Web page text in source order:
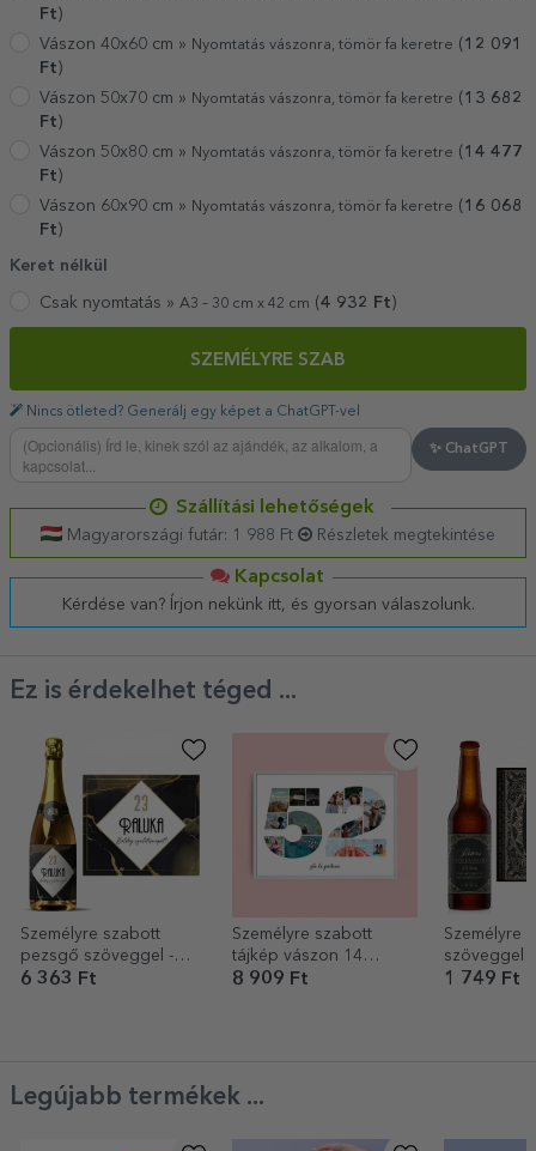
Ft)
Vászon 40x60 cm » Nyomtatás vászonra, tömör fa keretre (12 091
Ft)
Vászon 50x70 cm » Nyomtatás vászonra, tömör fa keretre (13 682
Ft)
Vászon 50x80 cm » Nyomtatás vászonra, tömör fa keretre (14 477
Ft)
Vászon 60x90 cm » Nyomtatás vászonra, tömör fa keretre (16 068
Ft)
Keret nélkül
Csak nyomtatás » A3 – 30 cm x 42 cm (4 932 Ft)
SZEMÉLYRE SZAB
Nincs ötleted? Generálj egy képet a ChatGPT-vel
✨ ChatGPT
Szállítási lehetőségek
Magyarországi futár: 1 988 Ft Részletek megtekintése
Kapcsolat
Kérdése van? Írjon nekünk itt, és gyorsan válaszolunk.
Ez is érdekelhet téged ...
Személyre szabott
pezsgő szöveggel -
Absztrakt arany
6 363 Ft
Személyre szabott
tájkép vászon 14
fotóval, 52-es
8 909 Ft
Személyre
szöveggel
Császár
1 749 Ft
Legújabb termékek ...